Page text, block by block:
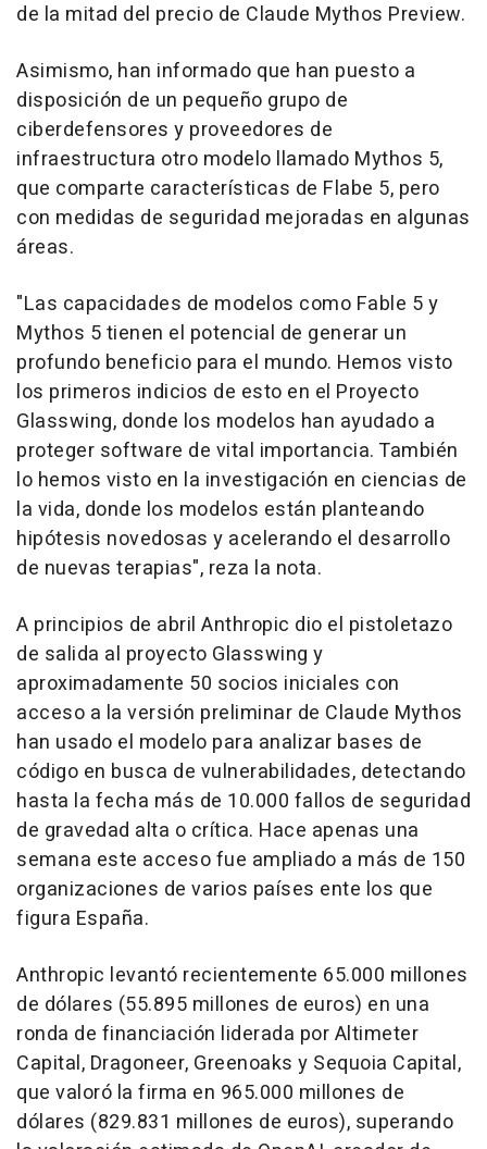
de la mitad del precio de Claude Mythos Preview.
Asimismo, han informado que han puesto a
disposición de un pequeño grupo de
ciberdefensores y proveedores de
infraestructura otro modelo llamado Mythos 5,
que comparte características de Flabe 5, pero
con medidas de seguridad mejoradas en algunas
áreas.
"Las capacidades de modelos como Fable 5 y
Mythos 5 tienen el potencial de generar un
profundo beneficio para el mundo. Hemos visto
los primeros indicios de esto en el Proyecto
Glasswing, donde los modelos han ayudado a
proteger software de vital importancia. También
lo hemos visto en la investigación en ciencias de
la vida, donde los modelos están planteando
hipótesis novedosas y acelerando el desarrollo
de nuevas terapias", reza la nota.
A principios de abril Anthropic dio el pistoletazo
de salida al proyecto Glasswing y
aproximadamente 50 socios iniciales con
acceso a la versión preliminar de Claude Mythos
han usado el modelo para analizar bases de
código en busca de vulnerabilidades, detectando
hasta la fecha más de 10.000 fallos de seguridad
de gravedad alta o crítica. Hace apenas una
semana este acceso fue ampliado a más de 150
organizaciones de varios países ente los que
figura España.
Anthropic levantó recientemente 65.000 millones
de dólares (55.895 millones de euros) en una
ronda de financiación liderada por Altimeter
Capital, Dragoneer, Greenoaks y Sequoia Capital,
que valoró la firma en 965.000 millones de
dólares (829.831 millones de euros), superando